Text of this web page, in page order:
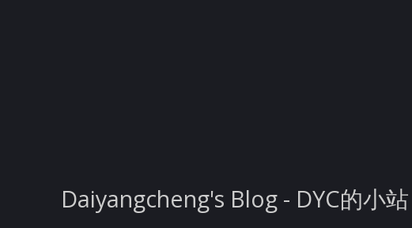
Daiyangcheng's Blog - DYC的小站